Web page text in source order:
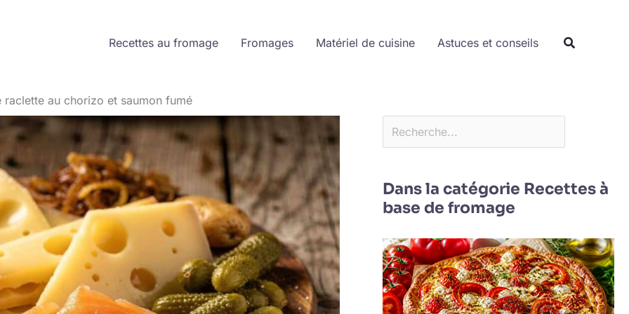
Recettes au fromage Fromages Matériel de cuisine Astuces et conseils
raclette au chorizo et saumon fumé
Dans la catégorie Recettes à
base de fromage